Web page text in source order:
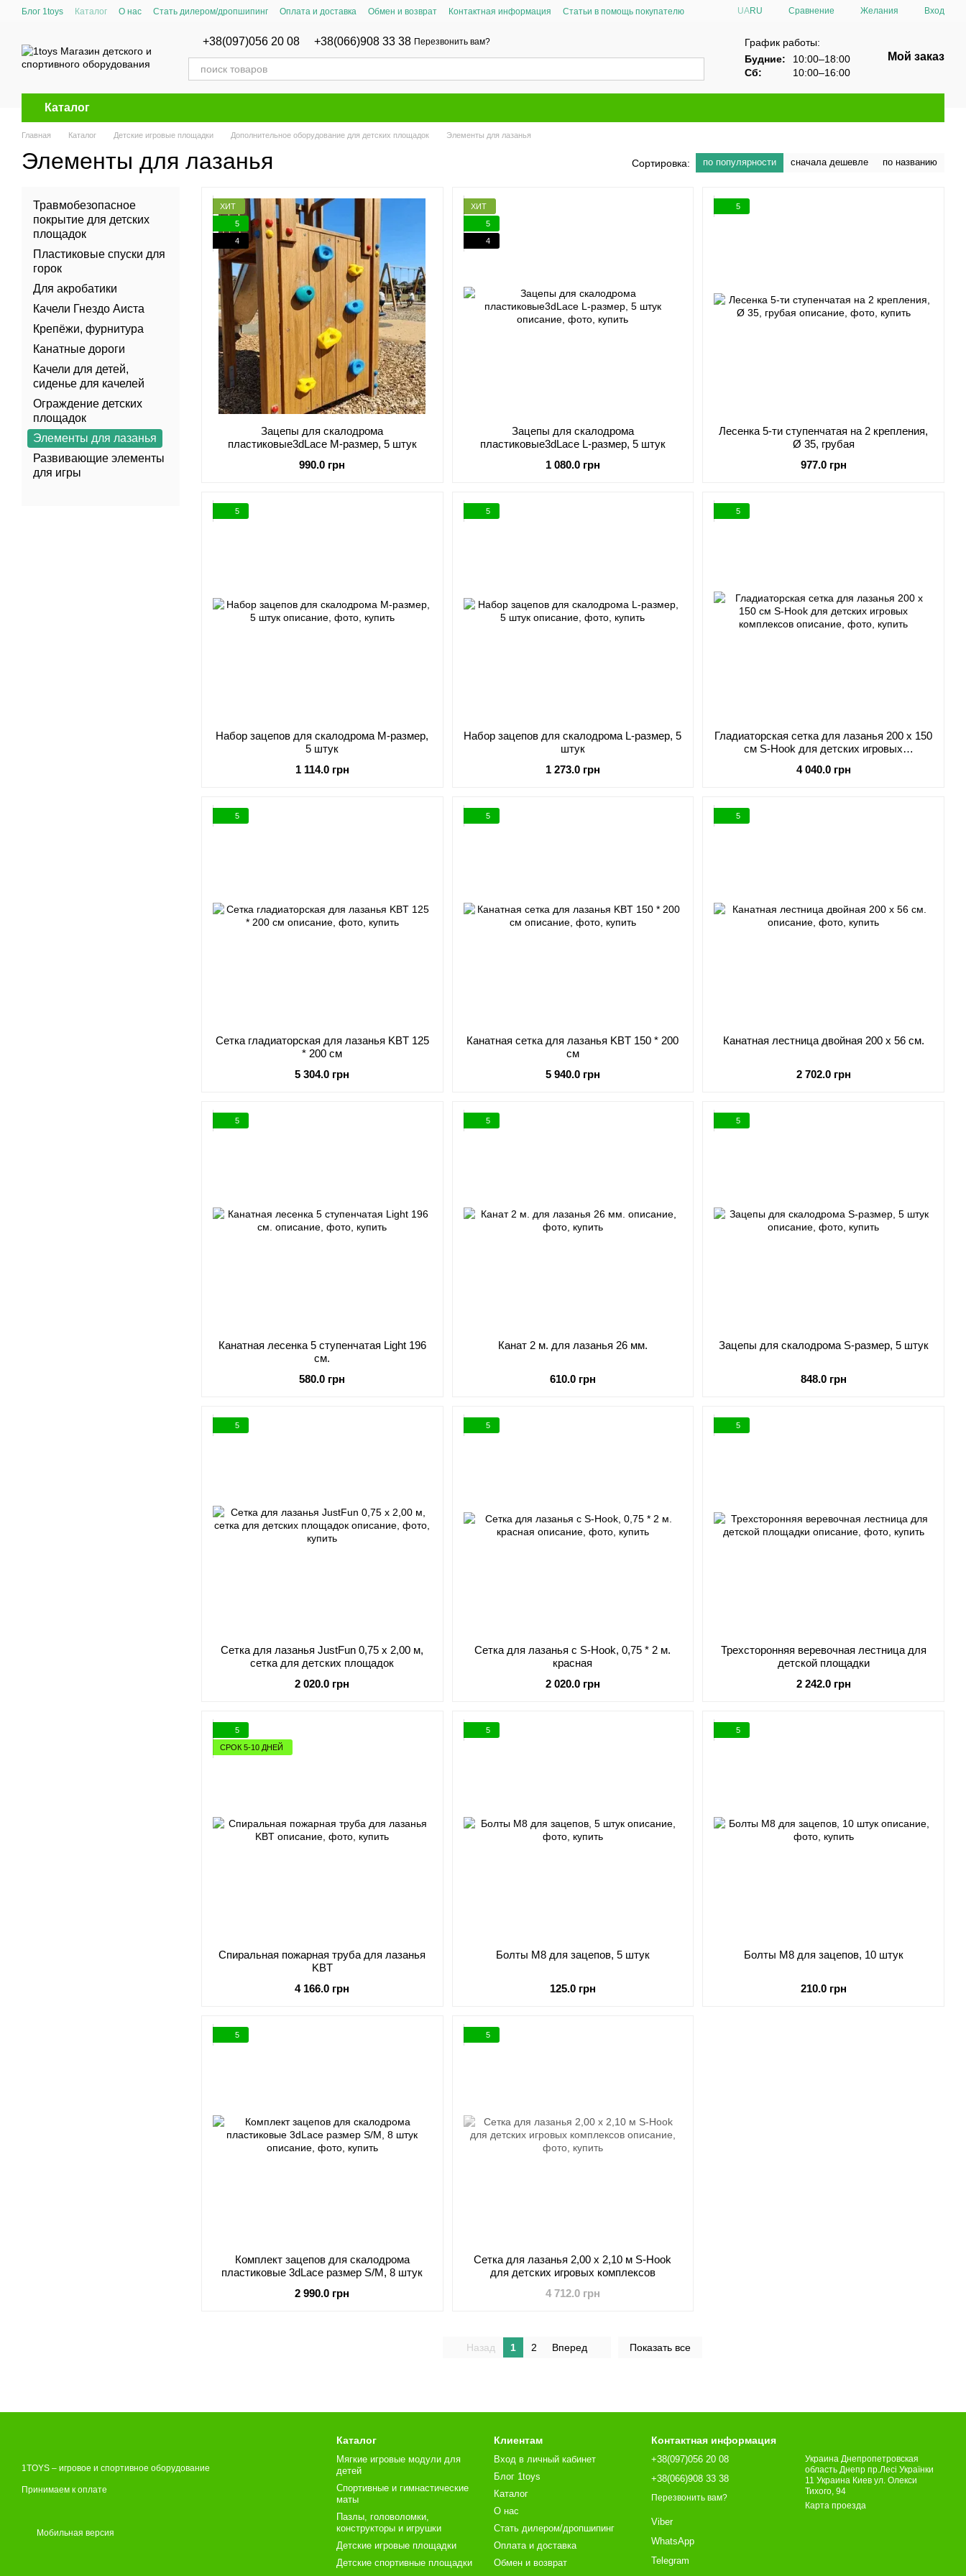
Перейти к основному контенту
Блог 1toys Каталог О нас Стать дилером/дропшипинг Оплата и доставка Обмен и возврат Контактная информация
Статьи в помощь покупателю
UARU Сравнение Желания Вход
+38(097)056 20 08 +38(066)908 33 38 Перезвонить вам?
График работы:
Будние:
10:00–18:00
Сб:
10:00–16:00
Мой заказ
Каталог
Главная Каталог Детские игровые площадки Дополнительное оборудование для детских площадок Элементы для лазанья
Элементы для лазанья Сортировка: по популярности сначала дешевле по названию
ХИТ
5
4
Зацепы для скалодрома
пластиковые3dLace М-размер, 5 штук
990.0 грн
ХИТ
5
4
Зацепы для скалодрома
пластиковые3dLace L-размер, 5 штук
1 080.0 грн
5
Лесенка 5-ти ступенчатая на 2 крепления,
Ø 35, грубая
977.0 грн
5
Набор зацепов для скалодрома M-размер,
5 штук
1 114.0 грн
5
Набор зацепов для скалодрома L-размер, 5
штук
1 273.0 грн
5
Гладиаторская сетка для лазанья 200 x 150
cм S-Hook для детских игровых
4 040.0 грн
5
Сетка гладиаторская для лазанья KBT 125
* 200 см
5 304.0 грн
5
Канатная сетка для лазанья KBT 150 * 200
см
5 940.0 грн
5
Канатная лестница двойная 200 x 56 см.
2 702.0 грн
5
Канатная лесенка 5 ступенчатая Light 196
см.
580.0 грн
5
Канат 2 м. для лазанья 26 мм.
610.0 грн
5
Зацепы для скалодрома S-размер, 5 штук
848.0 грн
5
Сетка для лазанья JustFun 0,75 x 2,00 м,
сетка для детских площадок
2 020.0 грн
5
Сетка для лазанья c S-Hook, 0,75 * 2 м.
краcная
2 020.0 грн
5
Трехсторонняя веревочная лестница для
детской площадки
2 242.0 грн
5
СРОК 5-10 ДНЕЙ
Спиральная пожарная труба для лазанья
KBT
4 166.0 грн
5
Болты М8 для зацепов, 5 штук
125.0 грн
5
Болты М8 для зацепов, 10 штук
210.0 грн
5
Комплект зацепов для скалодрома
пластиковые 3dLace размер S/M, 8 штук
2 990.0 грн
5
Сетка для лазанья 2,00 x 2,10 м S-Hook
для детских игровых комплексов
4 712.0 грн
Назад 1 2 Вперед Показать все
Травмобезопасное
покрытие для детских
площадок
Пластиковые спуски для
горок
Для акробатики
Качели Гнездо Аиста
Крепёжи, фурнитура
Канатные дороги
Качели для детей,
сиденье для качелей
Ограждение детских
площадок
Элементы для лазанья
Развивающие элементы
для игры
1TOYS – игровое и спортивное оборудование
Принимаем к оплате
Мобильная версия
Каталог
Мягкие игровые модули для
детей
Спортивные и гимнастические
маты
Пазлы, головоломки,
конструкторы и игрушки
Детские игровые площадки
Детские спортивные площадки
Клиентам
Вход в личный кабинет
Блог 1toys
Каталог
О нас
Стать дилером/дропшипинг
Оплата и доставка
Обмен и возврат
Контактная информация
+38(097)056 20 08
+38(066)908 33 38
Перезвонить вам?
Viber
WhatsApp
Telegram
Украина Днепропетровская
область Днепр пр.Лесі Українки
11 Украина Киев ул. Олекси
Тихого, 94
Карта проезда